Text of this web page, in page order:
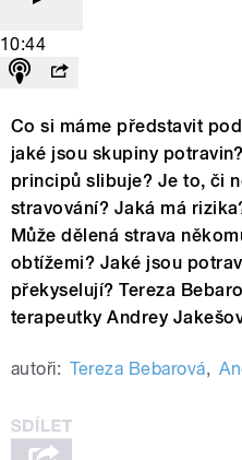
10:44
Co si máme představit
jaké jsou skupiny
principů slibuje? Je to, či
stravování? Jaká má
Může dělená strava
obtížemi? Jaké jsou
překyselují? Tereza
terapeutky Andrey
autoři: Tereza Bebarová,